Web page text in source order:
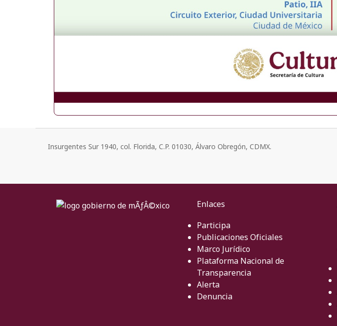
Insurgentes Sur 1940, col. Florida, C.P. 01030, Álvaro Obregón, CDMX.
Enlaces
Participa
Publicaciones Oficiales
Marco Jurídico
Plataforma Nacional de
Transparencia
Alerta
Denuncia